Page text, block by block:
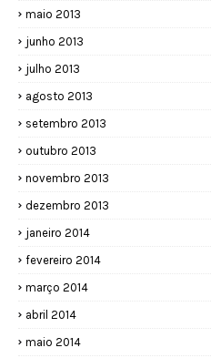
maio 2013
junho 2013
julho 2013
agosto 2013
setembro 2013
outubro 2013
novembro 2013
dezembro 2013
janeiro 2014
fevereiro 2014
março 2014
abril 2014
maio 2014